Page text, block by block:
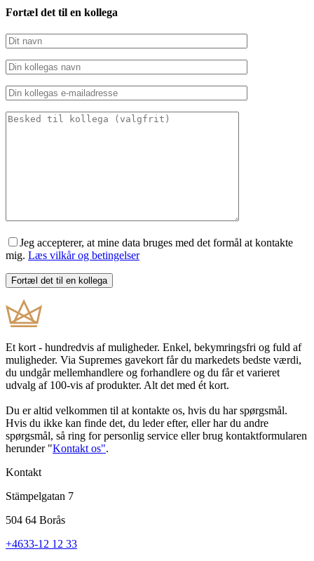
Fortæl det til en kollega
Jeg accepterer, at mine data bruges med det formål at kontakte
mig. Læs vilkår og betingelser
Et kort - hundredvis af muligheder. Enkel, bekymringsfri og fuld af
muligheder. Via Supremes gavekort får du markedets bedste værdi,
du undgår mellemhandlere og forhandlere og du får et varieret
udvalg af 100-vis af produkter. Alt det med ét kort.
Du er altid velkommen til at kontakte os, hvis du har spørgsmål.
Hvis du ikke kan finde det, du leder efter, eller har du andre
spørgsmål, så ring for personlig service eller brug kontaktformularen
herunder "Kontakt os".
Kontakt
Stämpelgatan 7
504 64 Borås
+4633-12 12 33